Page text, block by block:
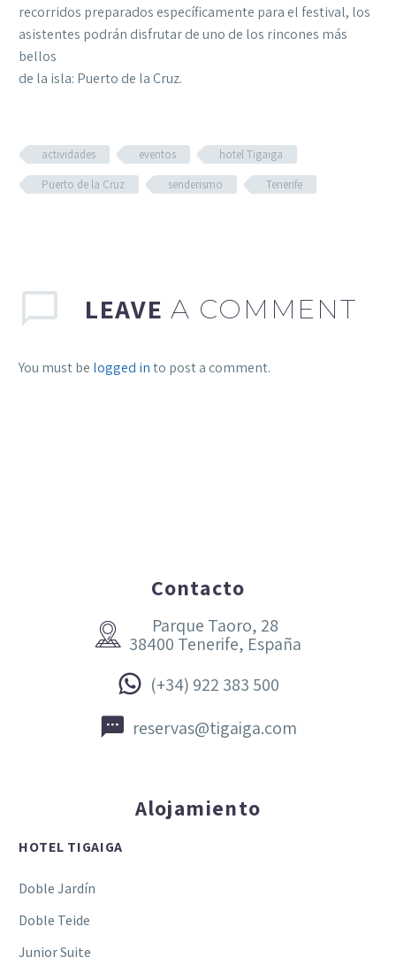
recorridos preparados específicamente para el festival, los
asistentes podrán disfrutar de uno de los rincones más
bellos
de la isla: Puerto de la Cruz.
actividades eventos
hotel Tigaiga
Puerto de la Cruz
senderismo Tenerife
LEAVE A COMMENT
You must be logged into post a comment.
Contacto


Parque Taoro, 28
38400 Tenerife, España

 (+34) 922 383 500

 reservas@tigaiga.com
Alojamiento
HOTEL TIGAIGA
Doble Jardín
Doble Teide
Junior Suite